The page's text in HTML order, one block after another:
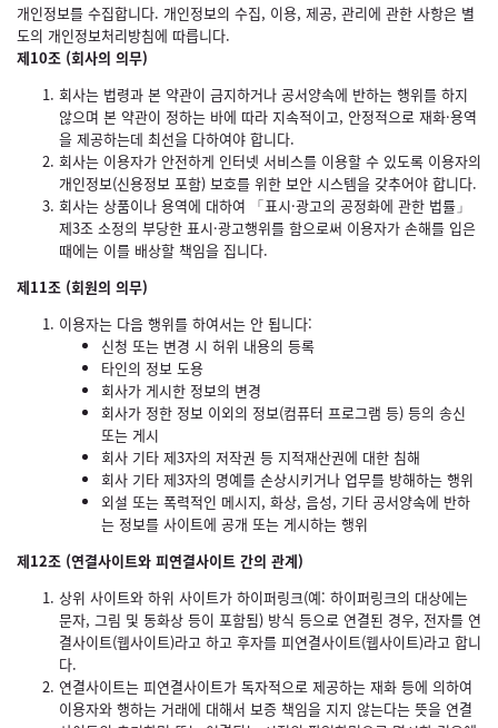
개인정보를 수집합니다. 개인정보의 수집, 이용, 제공, 관리에 관한 사항은 별
도의 개인정보처리방침에 따릅니다.
제10조 (회사의 의무)
회사는 법령과 본 약관이 금지하거나 공서양속에 반하는 행위를 하지
않으며 본 약관이 정하는 바에 따라 지속적이고, 안정적으로 재화·용역
을 제공하는데 최선을 다하여야 합니다.
회사는 이용자가 안전하게 인터넷 서비스를 이용할 수 있도록 이용자의
개인정보(신용정보 포함) 보호를 위한 보안 시스템을 갖추어야 합니다.
회사는 상품이나 용역에 대하여 「표시·광고의 공정화에 관한 법률」
제3조 소정의 부당한 표시·광고행위를 함으로써 이용자가 손해를 입은
때에는 이를 배상할 책임을 집니다.
제11조 (회원의 의무)
이용자는 다음 행위를 하여서는 안 됩니다:
신청 또는 변경 시 허위 내용의 등록
타인의 정보 도용
회사가 게시한 정보의 변경
회사가 정한 정보 이외의 정보(컴퓨터 프로그램 등) 등의 송신
또는 게시
회사 기타 제3자의 저작권 등 지적재산권에 대한 침해
회사 기타 제3자의 명예를 손상시키거나 업무를 방해하는 행위
외설 또는 폭력적인 메시지, 화상, 음성, 기타 공서양속에 반하
는 정보를 사이트에 공개 또는 게시하는 행위
제12조 (연결사이트와 피연결사이트 간의 관계)
상위 사이트와 하위 사이트가 하이퍼링크(예: 하이퍼링크의 대상에는
문자, 그림 및 동화상 등이 포함됨) 방식 등으로 연결된 경우, 전자를 연
결사이트(웹사이트)라고 하고 후자를 피연결사이트(웹사이트)라고 합니
다.
연결사이트는 피연결사이트가 독자적으로 제공하는 재화 등에 의하여
이용자와 행하는 거래에 대해서 보증 책임을 지지 않는다는 뜻을 연결